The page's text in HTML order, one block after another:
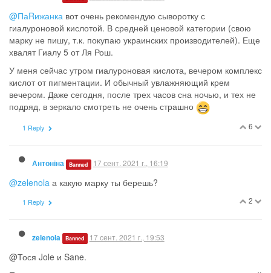
@ПаRижанка вот очень рекомендую сыворотку с
гиалуроновой кислотой. В средней ценовой категории (свою
марку не пишу, т.к. покупаю украинских производителей). Еще
хвалят Гиалу 5 от Ля Рош.
У меня сейчас утром гиалуроновая кислота, вечером комплекс
кислот от пигментации. И обычный увлажняющий крем
вечером. Даже сегодня, после трех часов сна ночью, и тех не
подряд, в зеркало смотреть не очень страшно
6
1 Reply
Антоніна Banned 17 сент. 2021 г., 16:19
@zelenola а какую марку ты берешь?
2
1 Reply
zelenola Banned 17 сент. 2021 г., 19:53
@Тося Jole и Sane.